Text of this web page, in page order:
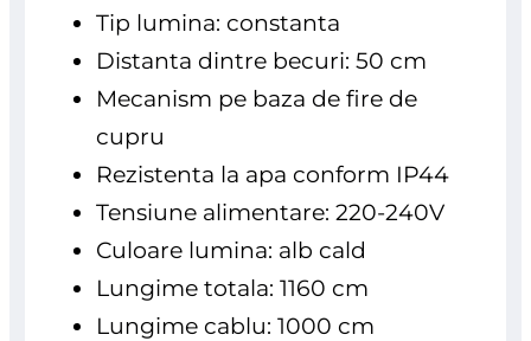
Tip lumina: constanta
Distanta dintre becuri: 50 cm
Mecanism pe baza de fire de
cupru
Rezistenta la apa conform IP44
Tensiune alimentare: 220-240V
Culoare lumina: alb cald
Lungime totala: 1160 cm
Lungime cablu: 1000 cm